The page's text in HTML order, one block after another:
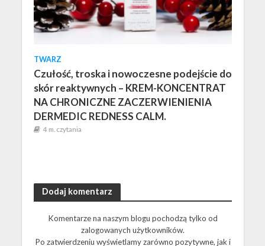
TWARZ
Czułość, troska i nowoczesne podejście do
skór reaktywnych – KREM-KONCENTRAT
NA CHRONICZNE ZACZERWIENIENIA
DERMEDIC REDNESS CALM.
4 m. czytania
Dodaj komentarz
Komentarze na naszym blogu pochodzą tylko od
zalogowanych użytkowników.
Po zatwierdzeniu wyświetlamy zarówno pozytywne, jak i